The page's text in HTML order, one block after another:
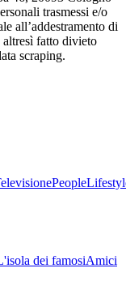
trasmessi e/o
all’addestramento di
fatto divieto
scraping.
People
dei famosiAmici